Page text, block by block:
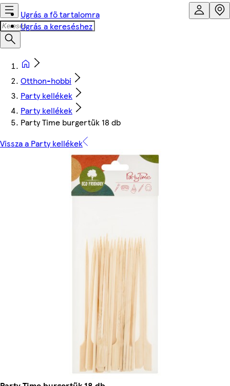
Ugrás a fő tartalomra
Ugrás a kereséshez
Otthon-hobbi
Party kellékek
Party kellékek
Party Time burgertűk 18 db
Vissza a Party kellékek